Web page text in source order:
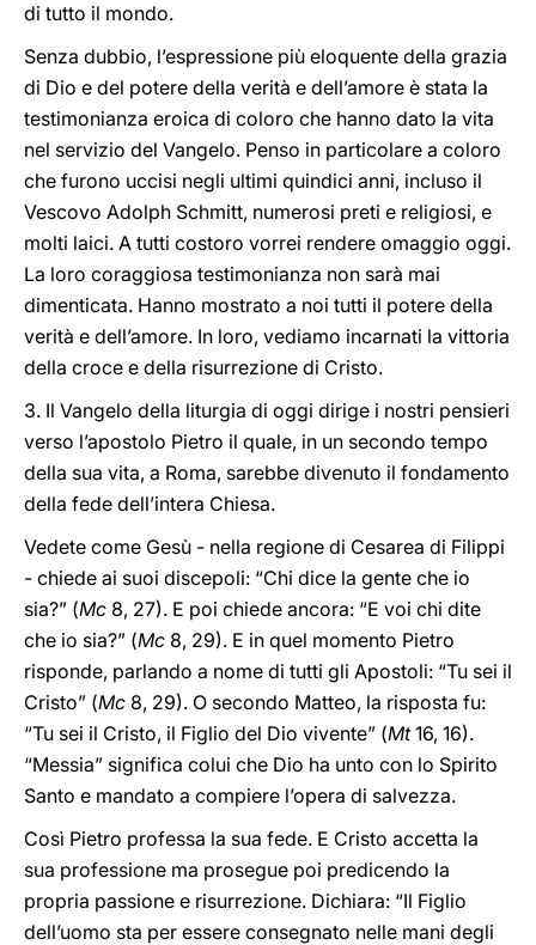
di tutto il mondo.
Senza dubbio, l’espressione più eloquente della grazia
di Dio e del potere della verità e dell’amore è stata la
testimonianza eroica di coloro che hanno dato la vita
nel servizio del Vangelo. Penso in particolare a coloro
che furono uccisi negli ultimi quindici anni, incluso il
Vescovo Adolph Schmitt, numerosi preti e religiosi, e
molti laici. A tutti costoro vorrei rendere omaggio oggi.
La loro coraggiosa testimonianza non sarà mai
dimenticata. Hanno mostrato a noi tutti il potere della
verità e dell’amore. In loro, vediamo incarnati la vittoria
della croce e della risurrezione di Cristo.
3. Il Vangelo della liturgia di oggi dirige i nostri pensieri
verso l’apostolo Pietro il quale, in un secondo tempo
della sua vita, a Roma, sarebbe divenuto il fondamento
della fede dell’intera Chiesa.
Vedete come Gesù - nella regione di Cesarea di Filippi
- chiede ai suoi discepoli: “Chi dice la gente che io
sia?” (Mc 8, 27). E poi chiede ancora: “E voi chi dite
che io sia?” (Mc 8, 29). E in quel momento Pietro
risponde, parlando a nome di tutti gli Apostoli: “Tu sei il
Cristo” (Mc 8, 29). O secondo Matteo, la risposta fu:
“Tu sei il Cristo, il Figlio del Dio vivente” (Mt16, 16).
“Messia” significa colui che Dio ha unto con lo Spirito
Santo e mandato a compiere l’opera di salvezza.
Così Pietro professa la sua fede. E Cristo accetta la
sua professione ma prosegue poi predicendo la
propria passione e risurrezione. Dichiara: “Il Figlio
dell’uomo sta per essere consegnato nelle mani degli